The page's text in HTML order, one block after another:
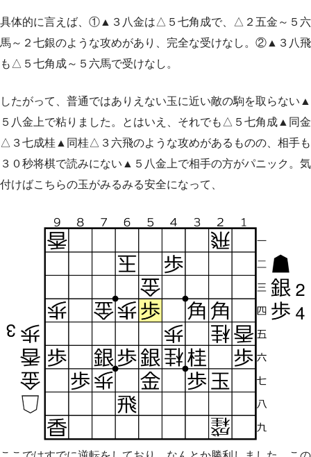
具体的に言えば、①▲３八金は△５七角成で、△２五金～５六
馬～２七銀のような攻めがあり、完全な受けなし。②▲３八飛
も△５七角成～５六馬で受けなし。
したがって、普通ではありえない玉に近い敵の駒を取らない▲
５八金上で粘りました。とはいえ、それでも△５七角成▲同金
△３七成桂▲同桂△３六飛のような攻めがあるものの、相手も
３０秒将棋で読みにない▲５八金上で相手の方がパニック。気
付けばこちらの玉がみるみる安全になって、